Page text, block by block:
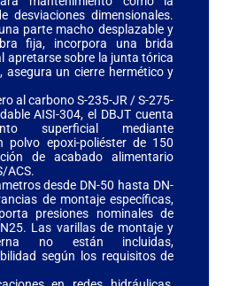
desviaciones dimensionales.
parte macho desplazable y
fija, incorpora una brida
apretarse sobre la junta tórica
asegura un cierre hermético y
al carbono S-235-JR / S-275-
AISI-304, el DBJT cuenta
superficial mediante
polvo epoxi-poliéster de 150
de acabado alimentario
ACS.
desde DN-50 hasta DN-
de montaje específicas,
presiones nominales de
Las varillas de montaje y
no están incluidas,
según los requisitos de